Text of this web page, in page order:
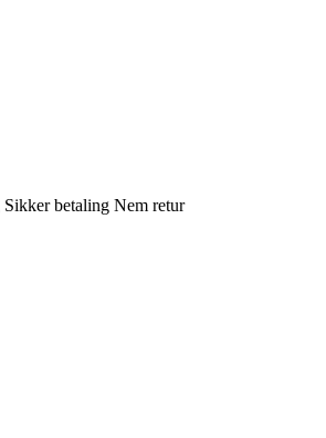
Sikker betaling Nem retur